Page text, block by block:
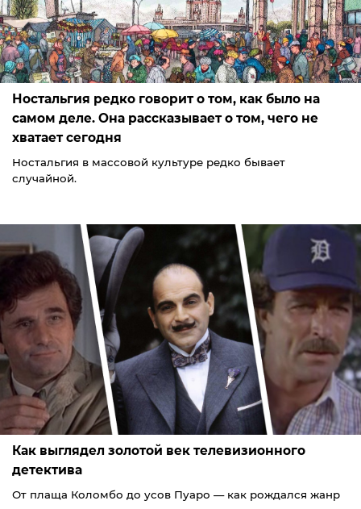
Ностальгия редко говорит о том, как было на
самом деле. Она рассказывает о том, чего не
хватает сегодня
Ностальгия в массовой культуре редко бывает
случайной.
Как выглядел золотой век телевизионного
детектива
От плаща Коломбо до усов Пуаро — как рождался жанр